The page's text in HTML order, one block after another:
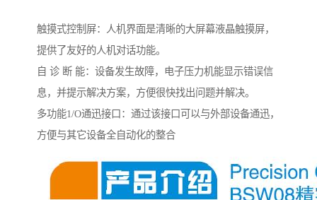
触摸式控制屏：人机界面是清晰的大屏幕液晶触摸屏，
提供了友好的人机对话功能。
自 诊 断 能：设备发生故障，电子压力机能显示错误信
息，并提示解决方案，方便很快找出问题并解决。
多功能1/O通迅接口：通过该接口可以与外部设备通迅，
方便与其它设备全自动化的整合